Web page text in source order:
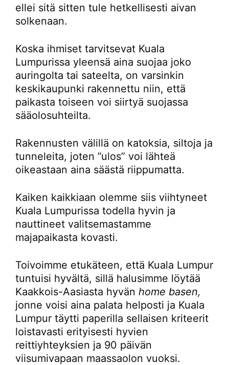
ellei sitä sitten tule hetkellisesti aivan
solkenaan.
Koska ihmiset tarvitsevat Kuala
Lumpurissa yleensä aina suojaa joko
auringolta tai sateelta, on varsinkin
keskikaupunki rakennettu niin, että
paikasta toiseen voi siirtyä suojassa
sääolosuhteilta.
Rakennusten välillä on katoksia, siltoja ja
tunneleita, joten ”ulos” voi lähteä
oikeastaan aina säästä riippumatta.
Kaiken kaikkiaan olemme siis viihtyneet
Kuala Lumpurissa todella hyvin ja
nauttineet valitsemastamme
majapaikasta kovasti.
Toivoimme etukäteen, että Kuala Lumpur
tuntuisi hyvältä, sillä halusimme löytää
Kaakkois-Aasiasta hyvän home basen,
jonne voisi aina palata helposti ja Kuala
Lumpur täytti paperilla sellaisen kriteerit
loistavasti erityisesti hyvien
reittiyhteyksien ja 90 päivän
viisumivapaan maassaolon vuoksi.